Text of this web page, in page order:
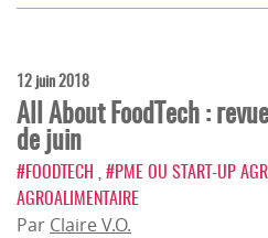
12 juin 2018
All About FoodTech :
de juin
#FOODTECH #PME OU START-UP
AGROALIMENTAIRE
Par Claire V.O.